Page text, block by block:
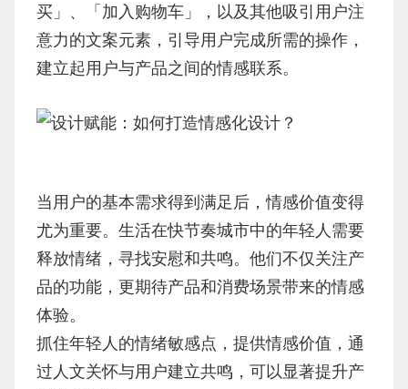
买」、「加入购物车」，以及其他吸引用户注
意力的文案元素，引导用户完成所需的操作，
建立起用户与产品之间的情感联系。
当用户的基本需求得到满足后，情感价值变得
尤为重要。生活在快节奏城市中的年轻人需要
释放情绪，寻找安慰和共鸣。他们不仅关注产
品的功能，更期待产品和消费场景带来的情感
体验。
抓住年轻人的情绪敏感点，提供情感价值，通
过人文关怀与用户建立共鸣，可以显著提升产